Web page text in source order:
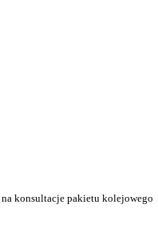
konsultacje pakietu kolejowego